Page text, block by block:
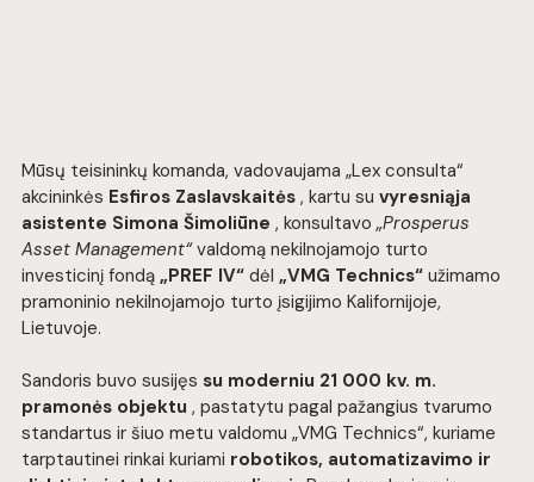
Mūsų teisininkų komanda, vadovaujama „Lex consulta“
akcininkės Esfiros Zaslavskaitės , kartu su vyresniąja
asistente Simona Šimoliūne , konsultavo „Prosperus
Asset Management“ valdomą nekilnojamojo turto
investicinį fondą „PREF IV“ dėl „VMG Technics“ užimamo
pramoninio nekilnojamojo turto įsigijimo Kalifornijoje,
Lietuvoje.
Sandoris buvo susijęs su moderniu 21 000 kv. m.
pramonės objektu , pastatytu pagal pažangius tvarumo
standartus ir šiuo metu valdomu „VMG Technics“, kuriame
tarptautinei rinkai kuriami robotikos, automatizavimo ir